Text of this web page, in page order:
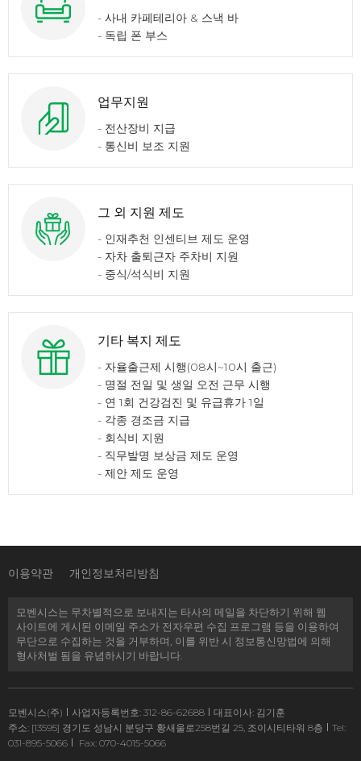
- 사내 카페테리아 & 스낵 바
- 독립 폰 부스
업무지원
- 전산장비 지급
- 통신비 보조 지원
그 외 지원 제도
- 인재추천 인센티브 제도 운영​
- 자차 출퇴근자 주차비 지원
- 중식/석식비 지원
기타 복지 제도
- 자율출근제 시행(08시~10시 출근)
- 명절 전일 및 생일 오전 근무 시행
- 연 1회 건강검진 및 유급휴가 1일
- 각종 경조금 지급
- 회식비 지원​
- 직무발명 보상금 제도 운영
- 제안 제도 운영
이용약관 개인정보처리방침
모벤시스는 무차별적으로 보내지는 타사의 메일을 차단하기 위해 웹
사이트에 게시된 이메일 주소가 전자우편 수집 프로그램 등을 이용하여
무단으로 수집하는 것을 거부하며, 이를 위반 시 정보통신망법에 의해
형사처벌 됨을 유념하시기 바랍니다.
모벤시스(주) 사업자등록번호: 312-86-62688
대표이사: 김기훈
주소: [13595] 경기도 성남시 분당구 황새울로258번길 25, 조이시티타워 8층
Tel:
031-895-5066
Fax: 070-4015-5066